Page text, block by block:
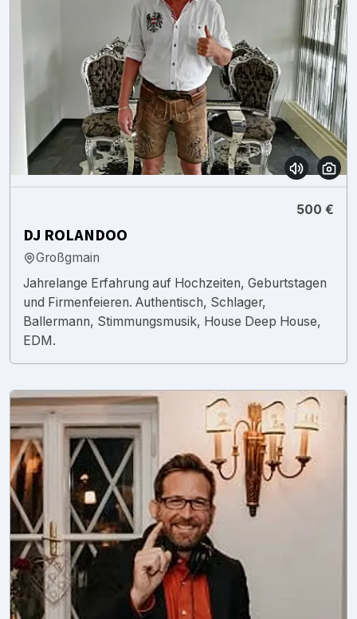
500 €
DJ ROLANDOO
Großgmain
Jahrelange Erfahrung auf Hochzeiten, Geburtstagen
und Firmenfeieren. Authentisch, Schlager,
Ballermann, Stimmungsmusik, House Deep House,
EDM.